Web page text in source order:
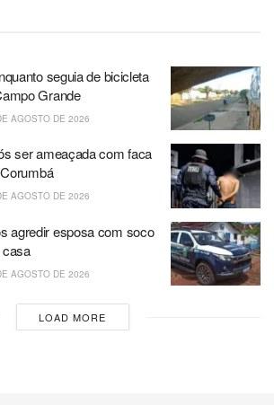
seguia de bicicleta
Grande
AGOSTO DE 2026
ser ameaçada com faca
AGOSTO DE 2026
agredir esposa com soco
casa
AGOSTO DE 2026
LOAD MORE